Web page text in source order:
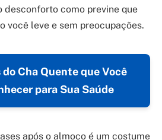
desconforto como previne que
você leve e sem preocupações.
Cha Quente que Você
para Sua Saúde
após o almoço é um costume